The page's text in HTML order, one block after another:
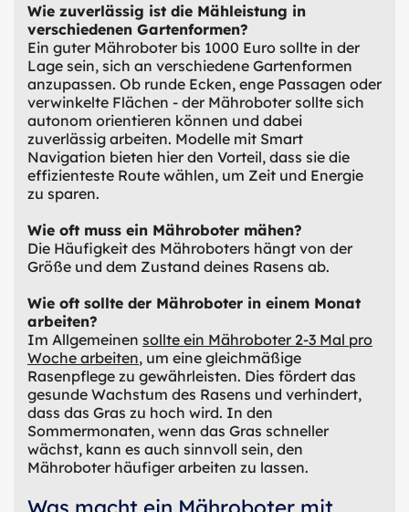
Wie zuverlässig ist die Mähleistung in
verschiedenen Gartenformen?
Ein guter Mähroboter bis 1000 Euro sollte in der
Lage sein, sich an verschiedene Gartenformen
anzupassen. Ob runde Ecken, enge Passagen oder
verwinkelte Flächen - der Mähroboter sollte sich
autonom orientieren können und dabei
zuverlässig arbeiten. Modelle mit Smart
Navigation bieten hier den Vorteil, dass sie die
effizienteste Route wählen, um Zeit und Energie
zu sparen.
Wie oft muss ein Mähroboter mähen?
Die Häufigkeit des Mähroboters hängt von der
Größe und dem Zustand deines Rasens ab.
Wie oft sollte der Mähroboter in einem Monat
arbeiten?
Im Allgemeinen sollte ein Mähroboter 2-3 Mal pro
Woche arbeiten, um eine gleichmäßige
Rasenpflege zu gewährleisten. Dies fördert das
gesunde Wachstum des Rasens und verhindert,
dass das Gras zu hoch wird. In den
Sommermonaten, wenn das Gras schneller
wächst, kann es auch sinnvoll sein, den
Mähroboter häufiger arbeiten zu lassen.